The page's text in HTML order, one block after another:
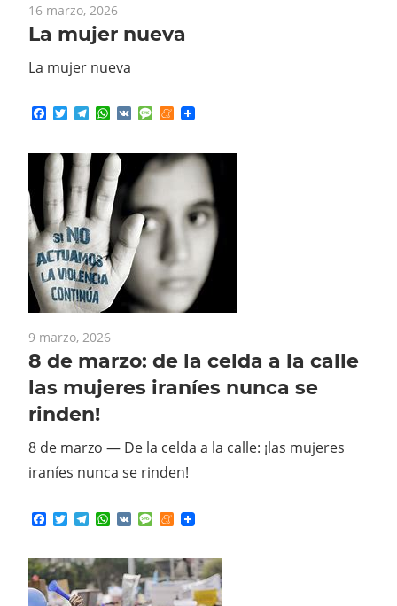
16 marzo, 2026
La mujer nueva
La mujer nueva
Facebook
TwitterTelegram
WhatsApp
VK MessageMeneame
9 marzo, 2026
8 de marzo: de la celda a la calle
las mujeres iraníes nunca se
rinden!
8 de marzo — De la celda a la calle: ¡las mujeres
iraníes nunca se rinden!
Facebook
TwitterTelegram
WhatsApp
VK MessageMeneame